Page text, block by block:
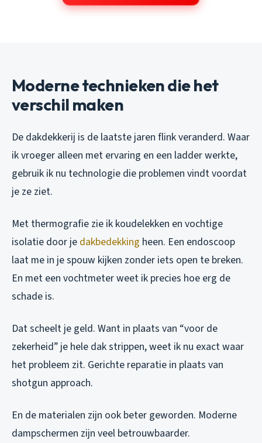
Moderne technieken die het
verschil maken
De dakdekkerij is de laatste jaren flink veranderd. Waar
ik vroeger alleen met ervaring en een ladder werkte,
gebruik ik nu technologie die problemen vindt voordat
je ze ziet.
Met thermografie zie ik koudelekken en vochtige
isolatie door je dakbedekking heen. Een endoscoop
laat me in je spouw kijken zonder iets open te breken.
En met een vochtmeter weet ik precies hoe erg de
schade is.
Dat scheelt je geld. Want in plaats van “voor de
zekerheid” je hele dak strippen, weet ik nu exact waar
het probleem zit. Gerichte reparatie in plaats van
shotgun approach.
En de materialen zijn ook beter geworden. Moderne
dampschermen zijn veel betrouwbaarder.